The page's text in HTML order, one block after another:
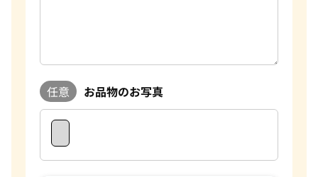
したら是非一度おたからやへご相談ください。
任意 お品物のお写真